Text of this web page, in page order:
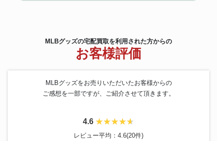
MLBグッズの宅配買取を利用された方からの
お客様評価
MLBグッズをお売りいただいたお客様からの
ご感想を一部ですが、ご紹介させて頂きます。
4.6
レビュー平均：4.6(20件)